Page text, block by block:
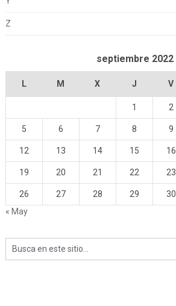
Z
septiembre 2022
L M X J V
1 2
5 6 7 8 9
12 13 14 15 16
19 20 21 22 23
26 27 28 29
30
« May